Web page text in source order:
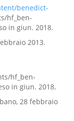
benedict-
hf_ben-
in giun. 2018.
2013.
hf_ben-
in giun. 2018.
28 febbraio